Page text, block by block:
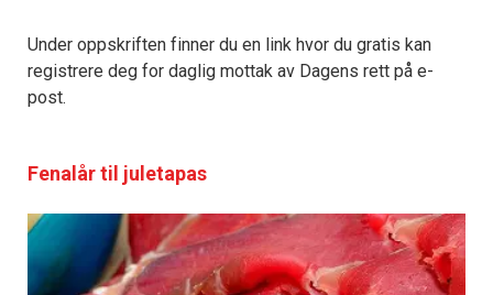
Under oppskriften finner du en link hvor du gratis kan
registrere deg for daglig mottak av Dagens rett på e-
post.
Fenalår til juletapas